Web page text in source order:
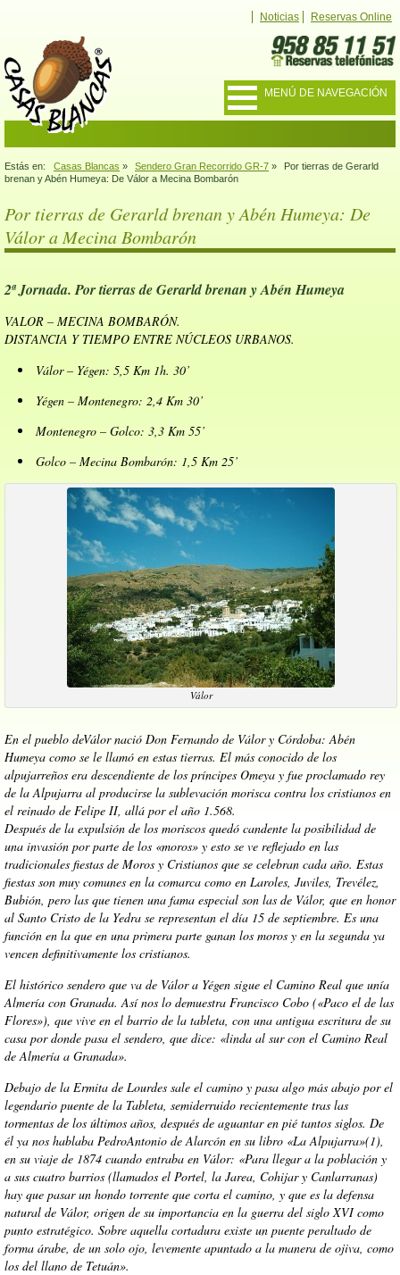
MENÚ DE NAVEGACIÓN
Reservas Online
Noticias
Estás en: Casas Blancas » Sendero Gran Recorrido GR-7 »
Por tierras de Gerarld
brenan y Abén Humeya: De Válor a Mecina Bombarón
Por tierras de Gerarld brenan y Abén Humeya: De
Válor a Mecina Bombarón
2ª Jornada. Por tierras de Gerarld brenan y Abén Humeya
VALOR – MECINA BOMBARÓN.
DISTANCIA Y TIEMPO ENTRE NÚCLEOS URBANOS.
Válor – Yégen: 5,5 Km 1h. 30’
Yégen – Montenegro: 2,4 Km 30’
Montenegro – Golco: 3,3 Km 55’
Golco – Mecina Bombarón: 1,5 Km 25’
Válor
En el pueblo deVálor nació Don Fernando de Válor y Córdoba: Abén
Humeya como se le llamó en estas tierras. El más conocido de los
alpujarreños era descendiente de los príncipes Omeya y fue proclamado rey
de la Alpujarra al producirse la sublevación morisca contra los cristianos en
el reinado de Felipe II, allá por el año 1.568.
Después de la expulsión de los moriscos quedó candente la posibilidad de
una invasión por parte de los «moros» y esto se ve reflejado en las
tradicionales fiestas de Moros y Cristianos que se celebran cada año. Estas
fiestas son muy comunes en la comarca como en Laroles, Juviles, Trevélez,
Bubión, pero las que tienen una fama especial son las de Válor, que en honor
al Santo Cristo de la Yedra se representan el día 15 de septiembre. Es una
función en la que en una primera parte ganan los moros y en la segunda ya
vencen definitivamente los cristianos.
El histórico sendero que va de Válor a Yégen sigue el Camino Real que unía
Almería con Granada. Así nos lo demuestra Francisco Cobo («Paco el de las
Flores»), que vive en el barrio de la tableta, con una antigua escritura de su
casa por donde pasa el sendero, que dice: «linda al sur con el Camino Real
de Almería a Granada».
Debajo de la Ermita de Lourdes sale el camino y pasa algo más abajo por el
legendario puente de la Tableta, semiderruido recientemente tras las
tormentas de los últimos años, después de aguantar en pié tantos siglos. De
él ya nos hablaba PedroAntonio de Alarcón en su libro «La Alpujarra»(1),
en su viaje de 1874 cuando entraba en Válor: «Para llegar a la población y
a sus cuatro barrios (llamados el Portel, la Jarea, Cohijar y Canlarranas)
hay que pasar un hondo torrente que corta el camino, y que es la defensa
natural de Válor, origen de su importancia en la guerra del siglo XVI como
punto estratégico. Sobre aquella cortadura existe un puente peraltado de
forma árabe, de un solo ojo, levemente apuntado a la manera de ojiva, como
los del llano de Tetuán».